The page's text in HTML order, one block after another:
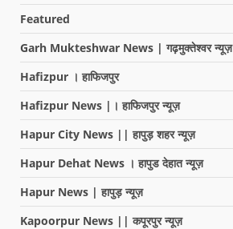
Featured
Garh Mukteshwar News | गढ़मुक्तेश्वर न्यूज़
Hafizpur । हाफिजपुर
Hafizpur News |। हाफिजपुर न्यूज़
Hapur City News || हापुड़ शहर न्यूज़
Hapur Dehat News । हापुड देहात न्यूज़
Hapur News | हापुड़ न्यूज़
Kapoorpur News || कपूरपुर न्यूज़